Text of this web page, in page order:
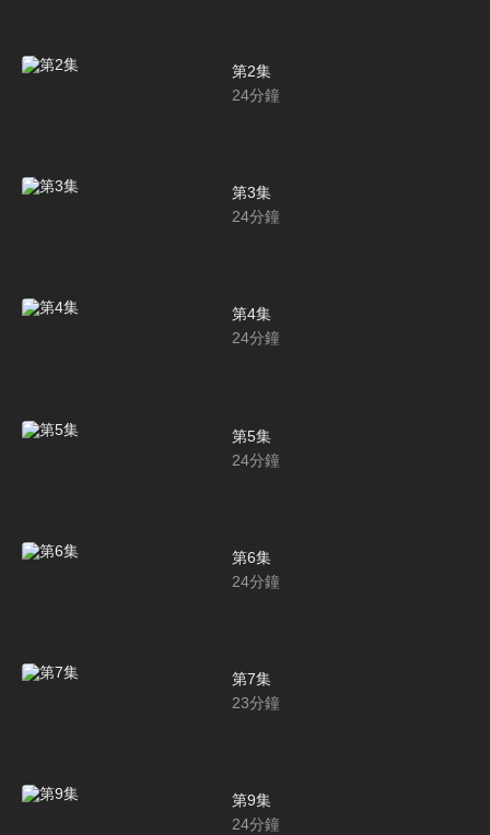
第2集
24分鐘
第3集
24分鐘
第4集
24分鐘
第5集
24分鐘
第6集
24分鐘
第7集
23分鐘
第9集
24分鐘